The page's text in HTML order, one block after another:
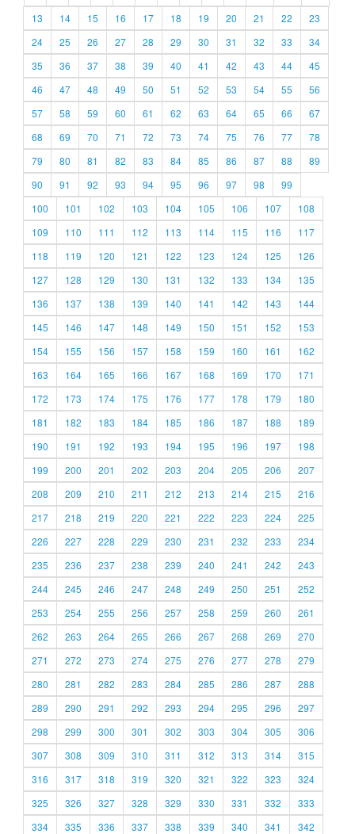
13
14 15 16 17 18 19 20 21 22
23
24
25 26 27 28 29 30 31 32 33
34
35
36 37 38 39 40 41 42 43 44
45
46
47 48 49 50 51 52 53 54 55
56
57
58 59 60 61 62 63 64 65 66
67
68
69 70 71 72 73 74 75 76 77
78
79
80 81 82 83 84 85 86 87 88
89
90
91 92 93 94 95 96 97 98
99
100
101 102 103 104 105 106 107
108
109
110 111 112 113 114 115 116
117
118
119 120 121 122 123 124 125
126
127
128 129 130 131 132 133 134
135
136
137 138 139 140 141 142 143
144
145
146 147 148 149 150 151 152
153
154
155 156 157 158 159 160 161
162
163
164 165 166 167 168 169 170
171
172
173 174 175 176 177 178 179
180
181
182 183 184 185 186 187 188
189
190
191 192 193 194 195 196 197
198
199
200 201 202 203 204 205 206
207
208
209 210 211 212 213 214 215
216
217
218 219 220 221 222 223 224
225
226
227 228 229 230 231 232 233
234
235
236 237 238 239 240 241 242
243
244
245 246 247 248 249 250 251
252
253
254 255 256 257 258 259 260
261
262
263 264 265 266 267 268 269
270
271
272 273 274 275 276 277 278
279
280
281 282 283 284 285 286 287
288
289
290 291 292 293 294 295 296
297
298
299 300 301 302 303 304 305
306
307
308 309 310 311 312 313 314
315
316
317 318 319 320 321 322 323
324
325
326 327 328 329 330 331 332
333
334
335 336 337 338 339 340 341 342